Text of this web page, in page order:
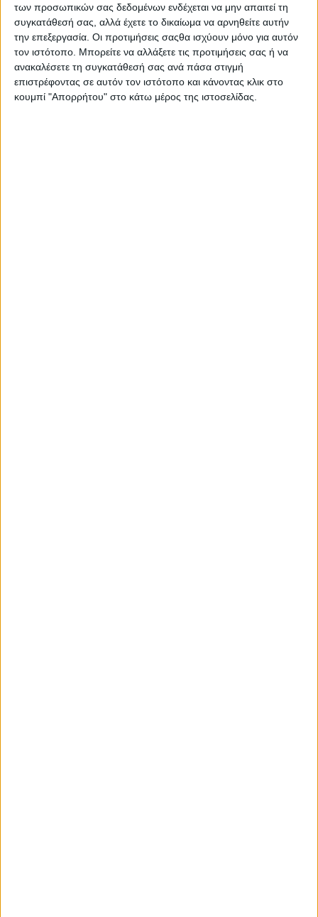
των προσωπικών σας δεδομένων ενδέχεται να μην απαιτεί τη
συγκατάθεσή σας, αλλά έχετε το δικαίωμα να αρνηθείτε αυτήν
την επεξεργασία. Οι προτιμήσεις σαςθα ισχύουν μόνο για αυτόν
τον ιστότοπο. Μπορείτε να αλλάξετε τις προτιμήσεις σας ή να
ανακαλέσετε τη συγκατάθεσή σας ανά πάσα στιγμή
επιστρέφοντας σε αυτόν τον ιστότοπο και κάνοντας κλικ στο
κουμπί "Απορρήτου" στο κάτω μέρος της ιστοσελίδας.
Ο Σταμάτης Κ. Ρουσόδημος είναι Ιδιοκτήτης και
Νόμιμος Εκπρόσωπος της Ιστοσελίδας Psaxna.gr. Είναι
μέλος της Ένωσης Δημοσιογράφων Περιοδικού και
Ηλεκτρονικού τύπου Μακεδονίας-Θράκης με Αριθμό
Μητρώου 0533.